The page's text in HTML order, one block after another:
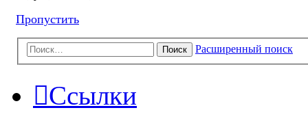
Пропустить
Поиск Расширенный поиск
Ссылки